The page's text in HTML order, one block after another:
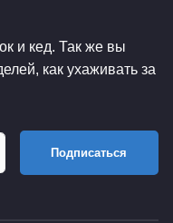
и кед. Так же вы
как ухаживать за
Подписаться